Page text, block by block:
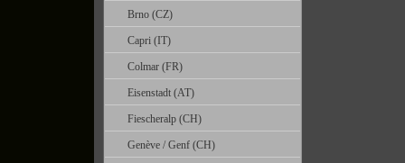
Brno (CZ)
Capri (IT)
Colmar (FR)
Eisenstadt (AT)
Fiescheralp (CH)
Genève / Genf (CH)